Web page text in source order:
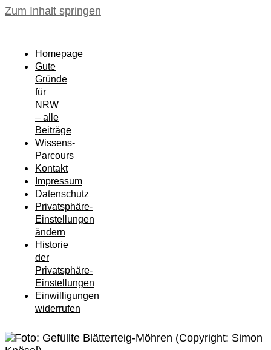
Zum Inhalt springen
Homepage
Gute
Gründe
für
NRW
– alle
Beiträge
Wissens-
Parcours
Kontakt
Impressum
Datenschutz
Privatsphäre-
Einstellungen
ändern
Historie
der
Privatsphäre-
Einstellungen
Einwilligungen
widerrufen